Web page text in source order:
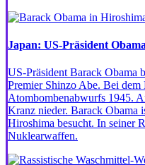
Japan: US-Präsident
US-Präsident Barack Obama
Premier Shinzo Abe. Bei dem
Atombombenabwurfs 1945.
Kranz nieder. Barack Obama
Hiroshima besucht. In seiner
Nuklearwaffen.